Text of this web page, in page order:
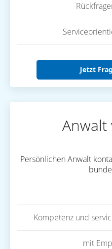
Jetzt
Persönlichen Anwalt
Kompetenz und
mit